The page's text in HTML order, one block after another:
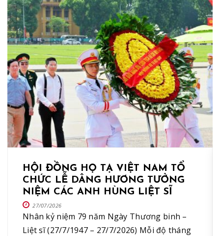
HỘI ĐỒNG HỌ TẠ VIỆT NAM TỔ
CHỨC LỄ DÂNG HƯƠNG TƯỞNG
NIỆM CÁC ANH HÙNG LIỆT SĨ
27/07/2026
Nhân kỷ niệm 79 năm Ngày Thương binh –
Liệt sĩ (27/7/1947 – 27/7/2026) Mỗi độ tháng